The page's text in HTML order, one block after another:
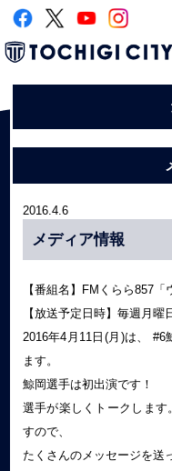
2016.4.6
メディア情報
【番組名】FMくらら857「
【放送予定日時】毎週月曜
2016年4月11日(月)は、 #6
ます。
鯨岡選手は初出演です！
選手が楽しくトークします
すので、
たくさんのメッセージを送